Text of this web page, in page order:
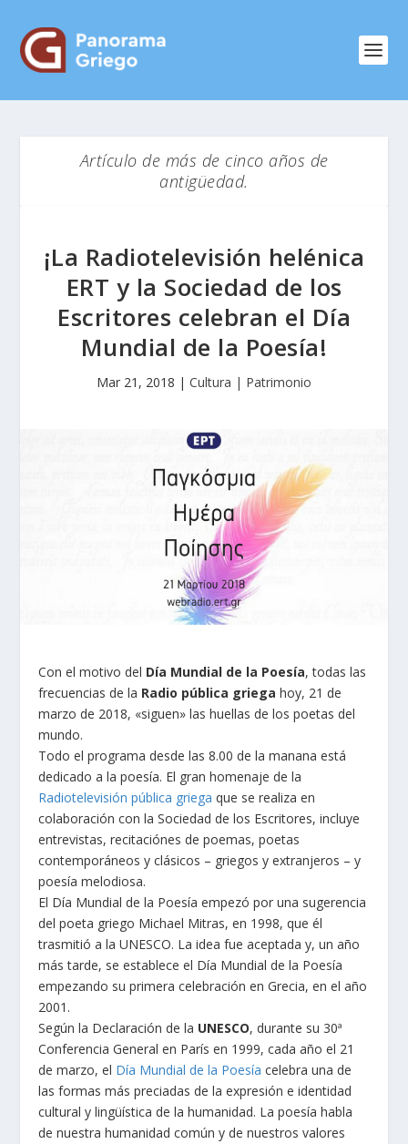
Artículo de más de cinco años de
antigüedad.
¡La Radiotelevisión helénica
ERT y la Sociedad de los
Escritores celebran el Día
Mundial de la Poesía!
Mar 21, 2018 | Cultura | Patrimonio
Con el motivo del Día Mundial de la Poesía, todas las
frecuencias de la Radio pública griega hoy, 21 de
marzo de 2018, «siguen» las huellas de los poetas del
mundo.
Todo el programa desde las 8.00 de la manana está
dedicado a la poesía. El gran homenaje de la
Radiotelevisión pública griega que se realiza en
colaboración con la Sociedad de los Escritores, incluye
entrevistas, recitaciónes de poemas, poetas
contemporáneos y clásicos – griegos y extranjeros – y
poesía melodiosa.
El Día Mundial de la Poesía empezó por una sugerencia
del poeta griego Michael Mitras, en 1998, que él
trasmitió a la UNESCO. La idea fue aceptada y, un año
más tarde, se establece el Día Mundial de la Poesía
empezando su primera celebración en Grecia, en el año
2001.
Según la Declaración de la UNESCO, durante su 30ª
Conferencia General en París en 1999, cada año el 21
de marzo, el Día Mundial de la Poesía celebra una de
las formas más preciadas de la expresión e identidad
cultural y lingüística de la humanidad. La poesía habla
de nuestra humanidad común y de nuestros valores